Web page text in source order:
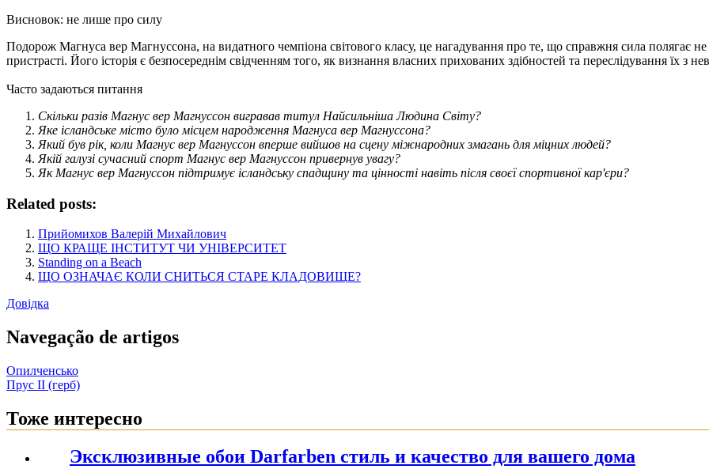
Висновок: не лише про силу
Подорож Магнуса вер Магнуссона, на видатного чемпіона світового класу, це нагадування про те, що справжня сила полягає не в
пристрасті. Його історія є безпосереднім свідченням того, як визнання власних прихованих здібностей та переслідування їх з
Часто задаються питання
Скільки разів Магнус вер Магнуссон вигравав титул Найсильніша Людина Світу?
Яке ісландське місто було місцем народження Магнуса вер Магнуссона?
Який був рік, коли Магнус вер Магнуссон вперше вийшов на сцену міжнародних змагань для міцних людей?
Якій галузі сучасний спорт Магнус вер Магнуссон привернув увагу?
Як Магнус вер Магнуссон підтримує ісландську спадщину та цінності навіть після своєї спортивної кар'єри?
Related posts:
Прийомихов Валерій Михайлович
ЩО КРАЩЕ ІНСТИТУТ ЧИ УНІВЕРСИТЕТ
Standing on a Beach
ЩО ОЗНАЧАЄ КОЛИ СНИТЬСЯ СТАРЕ КЛАДОВИЩЕ?
Довідка
Navegação de artigos
Опилченсько
Прус ІІ (герб)
Тоже интересно
Эксклюзивные обои Darfarben стиль и качество для вашего дома